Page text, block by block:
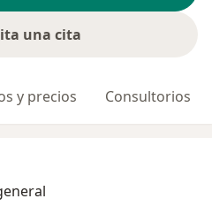
una cita
y precios Consultorios